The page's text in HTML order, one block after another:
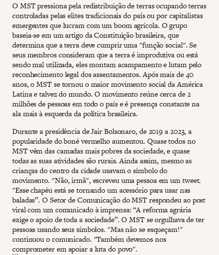
O MST pressiona pela redistribuição de terras ocupando terras
controladas pelas elites tradicionais do país ou por capitalistas
emergentes que lucram com um boom agrícola. O grupo
baseia-se em um artigo da Constituição brasileira, que
determina que a terra deve cumprir uma "função social". Se
seus membros consideram que a terra é improdutiva ou está
sendo mal utilizada, eles montam acampamento e lutam pelo
reconhecimento legal dos assentamentos. Após mais de 40
anos, o MST se tornou o maior movimento social da América
Latina e talvez do mundo. O movimento reúne cerca de 2
milhões de pessoas em todo o país e é presença constante na
ala mais à esquerda da política brasileira.
Durante a presidência de Jair Bolsonaro, de 2019 a 2023, a
popularidade do boné vermelho aumentou. Quase todos no
MST vêm das camadas mais pobres da sociedade, e quase
todas as suas atividades são rurais. Ainda assim, mesmo as
crianças do centro da cidade usavam o símbolo do
movimento. "Não, irmã", escreveu uma pessoa em um tweet.
"Esse chapéu está se tornando um acessório para usar nas
baladas”. O Setor de Comunicação do MST respondeu ao post
viral com um comunicado à imprensa: “A reforma agrária
exige o apoio de toda a sociedade”. O MST se orgulhava de ter
pessoas usando seus símbolos. "Mas não se esqueçam!"
continuou o comunicado. "Também devemos nos
comprometer em apoiar a luta do povo".